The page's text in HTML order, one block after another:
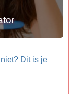
Dit is je